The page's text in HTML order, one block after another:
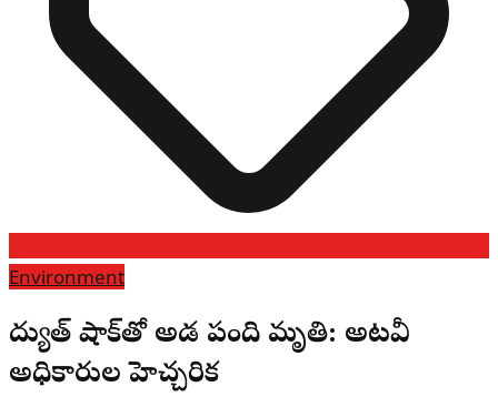
Environment
విద్యుత్ షాక్‌తో అడవి పంది మృతి: అటవీ
అధికారుల హెచ్చరిక